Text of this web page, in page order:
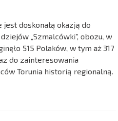
jest doskonałą okazją do
„Szmalcówki”, obozu, w
515 Polaków, w tym aż 317
do zainteresowania
Torunia historią regionalną.